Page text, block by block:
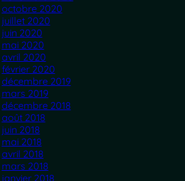
octobre 2020
juillet 2020
juin 2020
mai 2020
avril 2020
février 2020
décembre 2019
mars 2019
décembre 2018
août 2018
juin 2018
mai 2018
avril 2018
mars 2018
janvier 2018